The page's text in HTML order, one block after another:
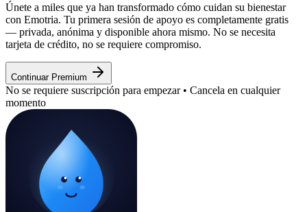
Únete a miles que ya han transformado cómo cuidan su bienestar
con Emotria. Tu primera sesión de apoyo es completamente gratis
— privada, anónima y disponible ahora mismo. No se necesita
tarjeta de crédito, no se requiere compromiso.
Continuar Premium
No se requiere suscripción para empezar • Cancela en cualquier
momento